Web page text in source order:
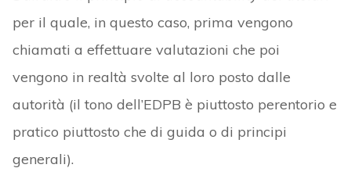
per il quale, in questo caso, prima vengono
chiamati a effettuare valutazioni che poi
vengono in realtà svolte al loro posto dalle
autorità (il tono dell’EDPB è piuttosto perentorio e
pratico piuttosto che di guida o di principi
generali).